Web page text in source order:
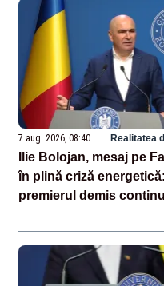
7 aug. 2026, 08:40 Realitatea
Ilie Bolojan, mesaj pe
în plină criză energetică:
premierul demis